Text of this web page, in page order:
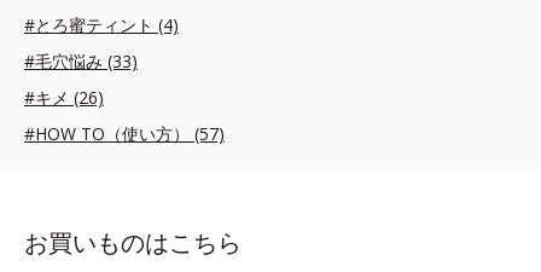
#とろ蜜ティント (4)
#毛穴悩み (33)
#キメ (26)
#HOW TO（使い方） (57)
お買いものはこちら